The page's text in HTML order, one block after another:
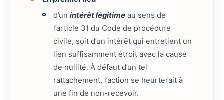
d’unintérêt légitime au sens de
l’article 31 du Code de procédure
civile, soit d’un intérêt qui entretient un
lien suffisamment étroit avec la cause
de nullité. À défaut d’un tel
rattachement, l’action se heurterait à
une fin de non-recevoir.